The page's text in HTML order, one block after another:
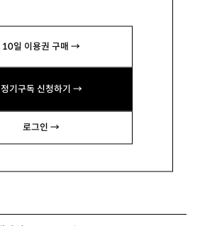
10일 이용권 구매 →
정기구독 신청하기 →
로그인 →